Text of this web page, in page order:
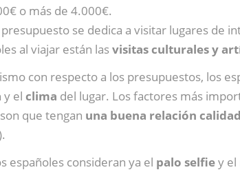
o más de 4.000€.
se dedica a visitar lugares de
al viajar están lasvisitas culturales y
con respecto a los presupuestos, los
y el clima del lugar. Los factores más
que tengan una buena relación
españoles consideran ya el palo selfiey el